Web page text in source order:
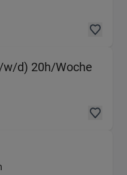
d) 20h/Woche